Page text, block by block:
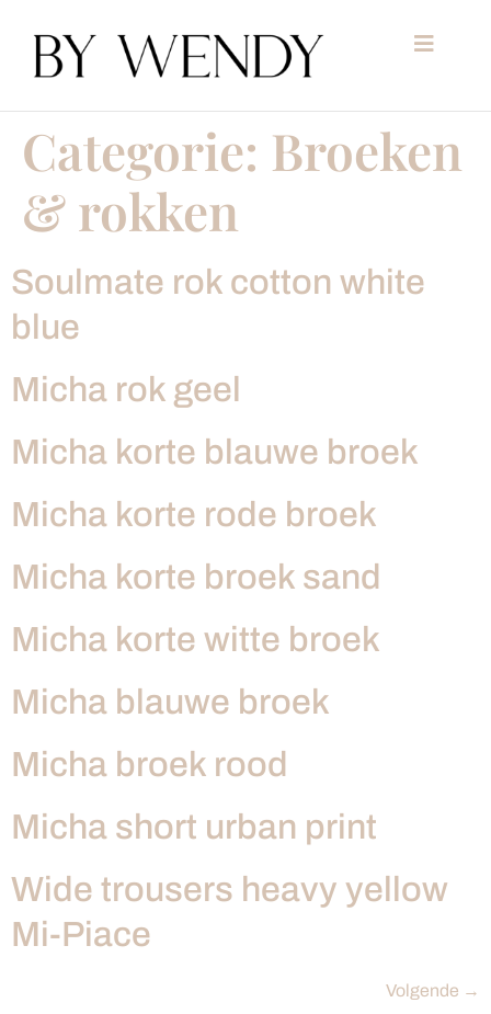
Categorie: Broeken
& rokken
Soulmate rok cotton white
blue
Micha rok geel
Micha korte blauwe broek
Micha korte rode broek
Micha korte broek sand
Micha korte witte broek
Micha blauwe broek
Micha broek rood
Micha short urban print
Wide trousers heavy yellow
Mi-Piace
Volgende →